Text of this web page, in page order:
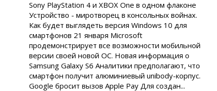
Sony PlayStation 4 и XBOX One в одном флаконе
Устройство - миротворец в консольных войнах.
Как будет выглядеть версия Windows 10 для
смартфонов 21 января Microsoft
продемонстрирует все возможности мобильной
версии своей новой ОС. Новая информация о
Samsung Galaxy S6 Аналитики предполагают, что
смартфон получит алюминиевый unibody-корпус.
Google бросит вызов Apple Pay Для создан...